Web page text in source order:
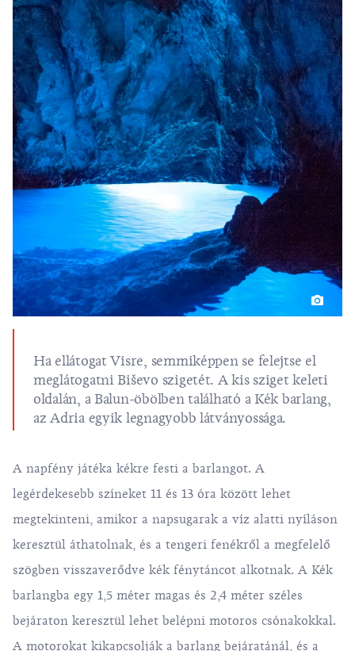
Ha ellátogat Visre, semmiképpen se felejtse el
meglátogatni Biševo szigetét. A kis sziget keleti
oldalán, a Balun-öbölben található aKék barlang,
az Adria egyik legnagyobb látványossága.
A napfény játéka kékre festi a barlangot. A
legérdekesebb színeket 11 és 13 óra között lehet
megtekinteni, amikor a napsugarak a víz alatti nyíláson
keresztül áthatolnak, és a tengeri fenékről a megfelelő
szögben visszaverődve kék fénytáncot alkotnak. A Kék
barlangba egy 1,5 méter magas és 2,4 méter széles
bejáraton keresztül lehet belépni motoros csónakokkal.
A motorokat kikapcsolják a barlang bejáratánál, és a